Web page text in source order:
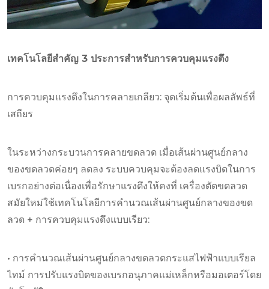
เทคโนโลยีสำคัญ 3 ประการสำหรับการควบคุมแรงตึง
การควบคุมแรงดึงในการคลายเกลียว: จุดเริ่มต้นเพื่อผลลัพธ์ที่
เสถียร
ในระหว่างกระบวนการคลายขดลวด เมื่อเส้นผ่านศูนย์กลาง
ของขดลวดค่อยๆ ลดลง ระบบควบคุมจะต้องลดแรงบิดในการ
เบรกอย่างต่อเนื่องเพื่อรักษาแรงดึงให้คงที่ เครื่องตัดขดลวด
สมัยใหม่ใช้เทคโนโลยีการคำนวณเส้นผ่านศูนย์กลางของขด
ลวด + การควบคุมแรงดึงแบบเรียว:
• การคำนวณเส้นผ่านศูนย์กลางขดลวดกระแสไฟฟ้าแบบเรียล
ไทม์ การปรับแรงบิดของเบรกอนุภาคแม่เหล็กหรือมอเตอร์โดย